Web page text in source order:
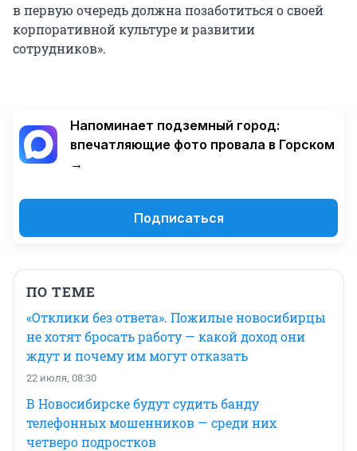
в первую очередь должна позаботиться о своей
корпоративной культуре и развитии
сотрудников».
Напоминает подземный город:
впечатляющие фото провала в Горском
→
Подписаться
ПО ТЕМЕ
«Отклики без ответа». Пожилые новосибирцы
не хотят бросать работу — какой доход они
ждут и почему им могут отказать
22 июля, 08:30
В Новосибирске будут судить банду
телефонных мошенников — среди них
четверо подростков